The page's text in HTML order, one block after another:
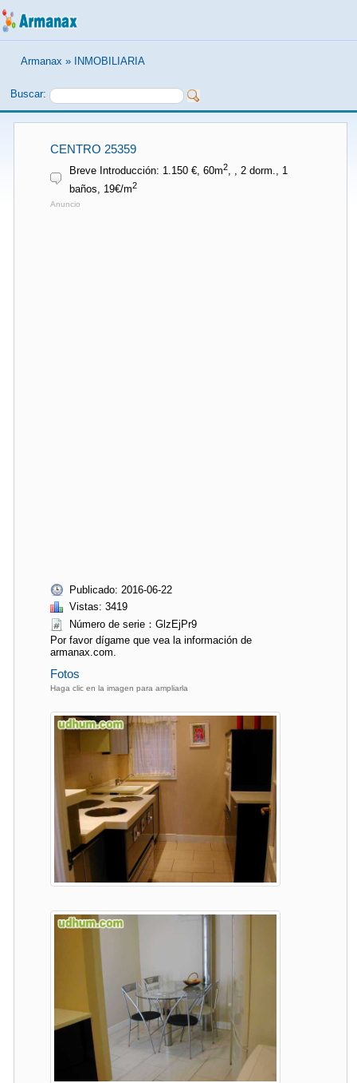
Armanax » INMOBILIARIA
Buscar:
CENTRO 25359
Breve Introducción: 1.150 €, 60m2, , 2 dorm., 1
baños, 19€/m2
Anuncio
Publicado: 2016-06-22
Vistas: 3419
Número de serie：GlzEjPr9
Por favor dígame que vea la información de
armanax.com.
Fotos
Haga clic en la imagen para ampliarla